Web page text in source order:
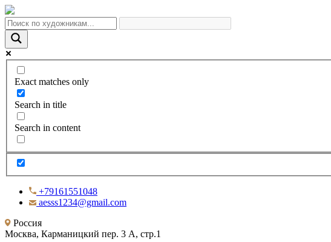
Exact matches only
Search in title
Search in content
+79161551048
aesss1234@gmail.com
Россия
Москва, Карманицкий пер. 3 А, стр.1